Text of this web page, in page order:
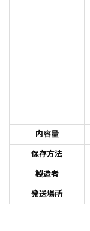
内容量
保存方法
製造者
発送場所